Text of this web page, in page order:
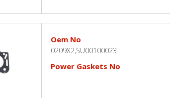
Oem No
0209X2,SU00100023
Power Gaskets No